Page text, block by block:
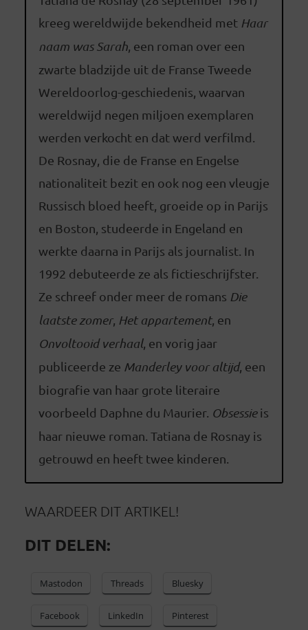
kreeg wereldwijde bekendheid met Haar
naam was Sarah, een roman over een
zwarte bladzijde uit de Franse Tweede
Wereldoorlog-geschiedenis, waarvan
wereldwijd negen miljoen exemplaren
werden verkocht en dat werd verfilmd.
De Rosnay, die de Franse en Engelse
nationaliteit bezit en ook nog een vleugje
Russisch bloed heeft, groeide op in Parijs
en Boston, studeerde in Engeland en
werkte daarna in Parijs als journalist. In
1992 debuteerde ze als fictieschrijfster.
Ze schreef onder meer de romans Die
laatste zomer, Het appartement, en
Onvoltooid verhaal, en vorig jaar
publiceerde ze Manderley voor altijd, een
biografie van haar grote literaire
voorbeeld Daphne du Maurier. Obsessieis
haar nieuwe roman. Tatiana de Rosnay is
getrouwd en heeft twee kinderen.
WAARDEER DIT ARTIKEL!
DIT DELEN:
Mastodon Threads Bluesky
Facebook LinkedIn Pinterest